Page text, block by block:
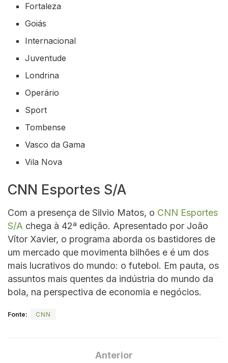
Fortaleza
Goiás
Internacional
Juventude
Londrina
Operário
Sport
Tombense
Vasco da Gama
Vila Nova
CNN Esportes S/A
Com a presença de Silvio Matos, o CNN Esportes
S/A chega à 42ª edição. Apresentado por João
Vítor Xavier, o programa aborda os bastidores de
um mercado que movimenta bilhões e é um dos
mais lucrativos do mundo: o futebol. Em pauta, os
assuntos mais quentes da indústria do mundo da
bola, na perspectiva de economia e negócios.
Fonte: CNN
Anterior